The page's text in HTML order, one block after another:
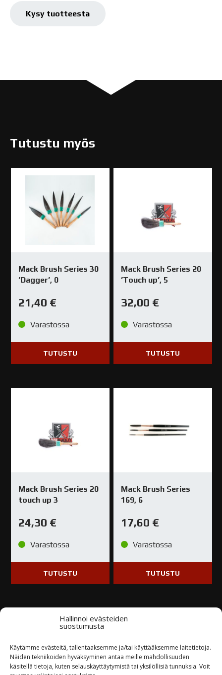
Hallinnoi evästeiden
suostumusta
Käytämme evästeitä, tallentaaksemme ja/tai käyttääksemme laitetietoja.
Näiden tekniikoiden hyväksyminen antaa meille mahdollisuuden
käsitellä tietoja, kuten selauskäyttäytymistä tai yksilöllisiä tunnuksia. Voit
määräKysy tuotteesta
Tutustu myös
Mack Brush Series 30
’Dagger’, 0
21,40 €
Varastossa
TUTUSTU
Mack Brush Series 20
’Touch up’, 5
32,00 €
Varastossa
TUTUSTU
Mack Brush Series 20
touch up 3
24,30 €
Varastossa
TUTUSTU
Mack Brush Series
169, 6
17,60 €
Varastossa
TUTUSTU
Kysy tuotteesta / ota yhteyttä